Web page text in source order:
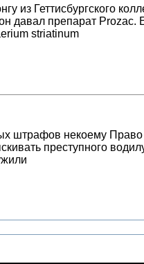
из Геттисбургского
давал препарат Prozac.
striatinum
штрафов некоему
преступного